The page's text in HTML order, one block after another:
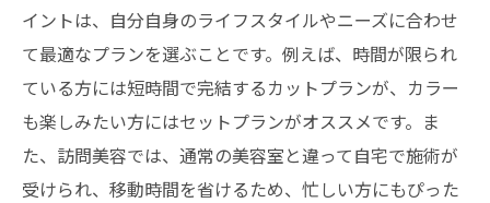
イントは、自分自身のライフスタイルやニーズに合わせ
て最適なプランを選ぶことです。例えば、時間が限られ
ている方には短時間で完結するカットプランが、カラー
も楽しみたい方にはセットプランがオススメです。ま
た、訪問美容では、通常の美容室と違って自宅で施術が
受けられ、移動時間を省けるため、忙しい方にもぴった